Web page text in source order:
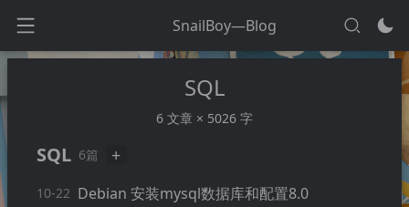
SnailBoy—Blog
SQL
6 文章 × 5026 字
SQL 6篇 +
10-22 Debian 安装mysql数据库和配置8.0